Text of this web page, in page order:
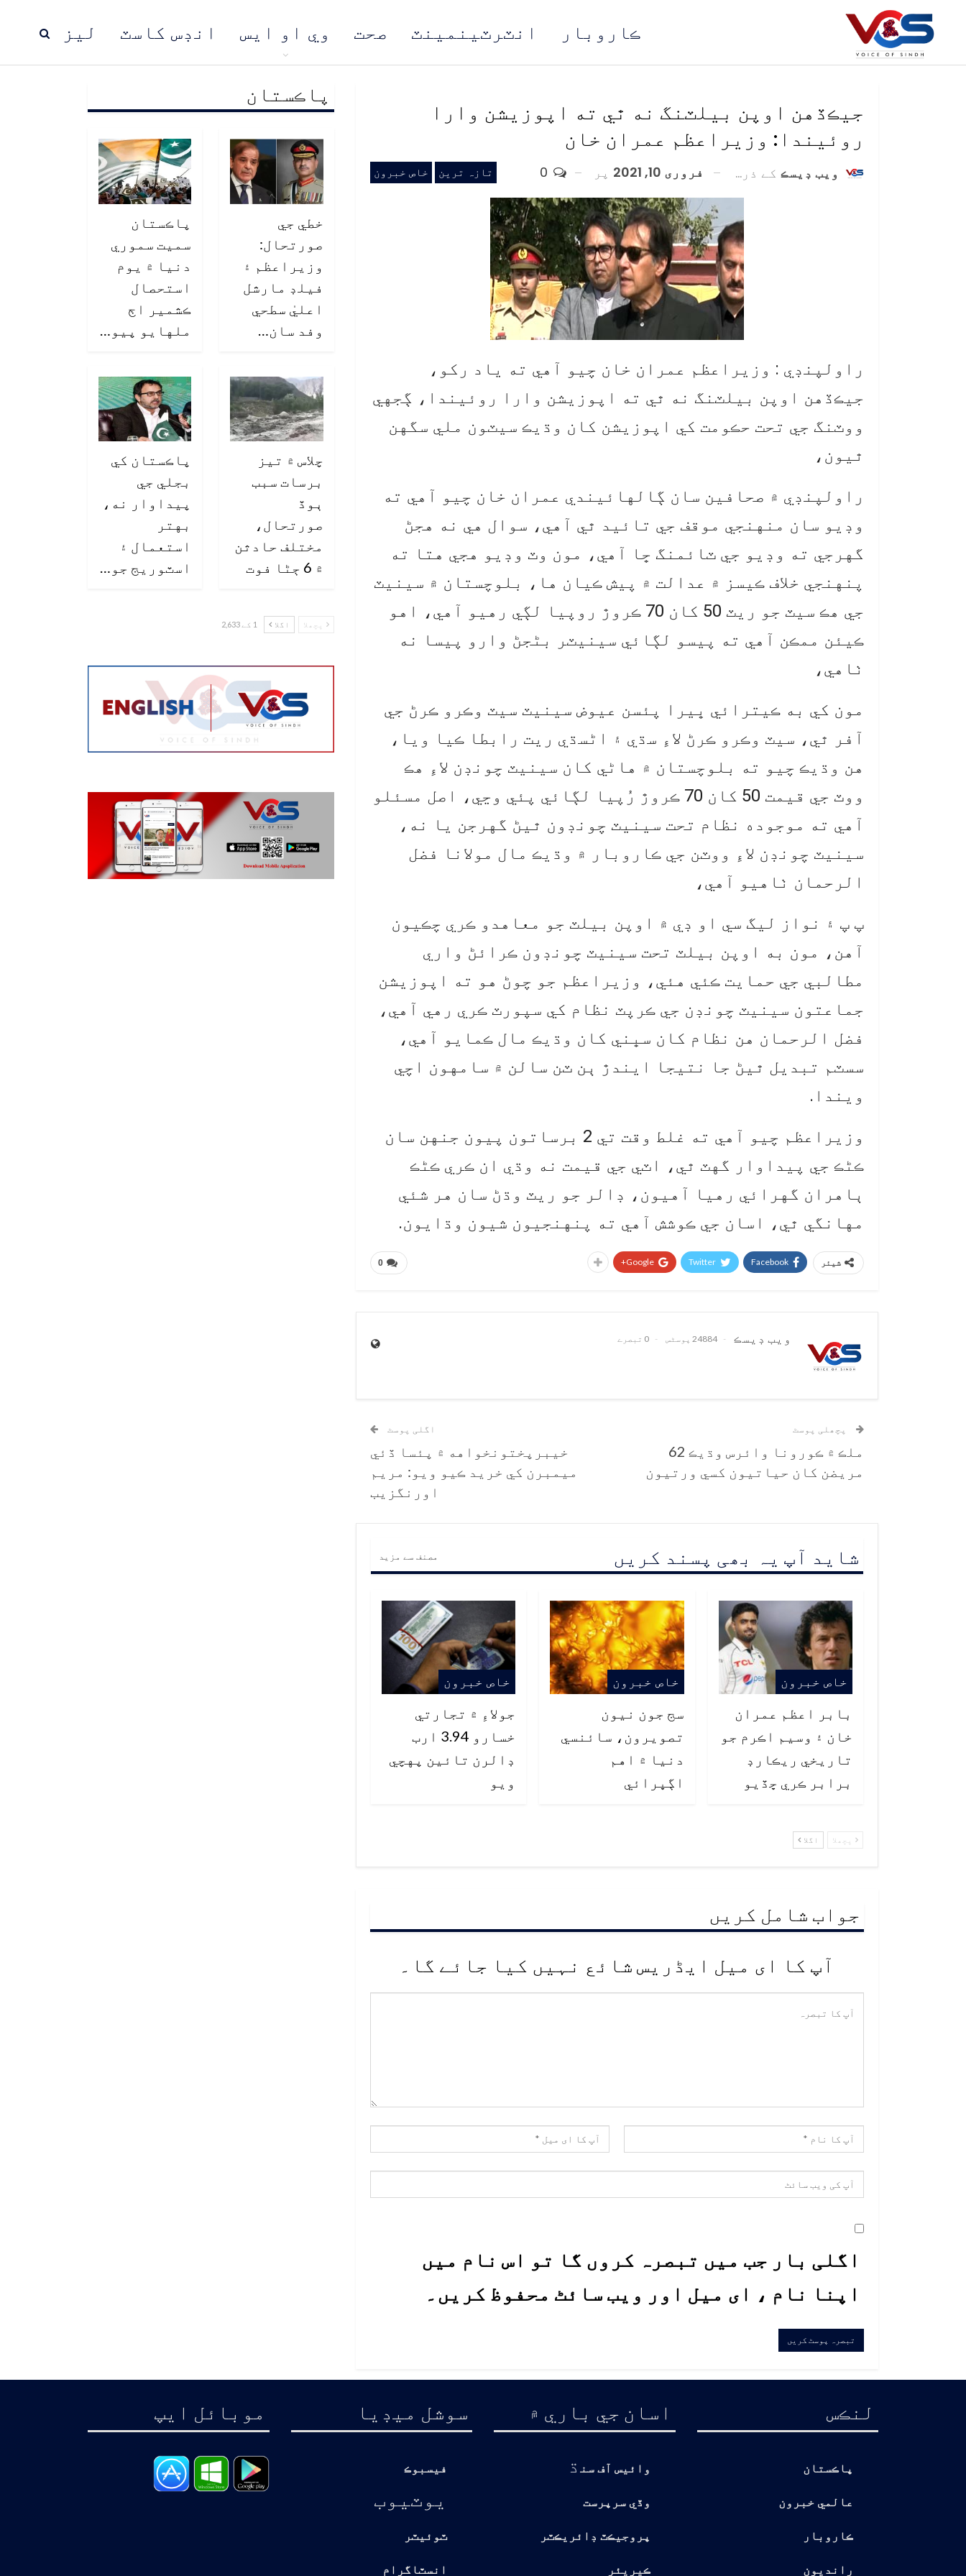
ليز انڊس کاسٽ وي او ايس صحت انٽرٽينمينٽ ڪاروبار
پاڪستان مُنڍ
جيڪڏهن اوپن بيلٽنگ نه ٿي ته اپوزيشن وارا
روئيندا: وزيراعظم عمران خان
تازہ ترین خاص خبرون ويب ڊيسڪ کے ذریعہ فروری 10, 2021 پر
راولپنڊي : وزيراعظم عمران خان چيو آهي ته ياد رکو،
جيڪڏهن اوپن بيلٽنگ نه ٿي ته اپوزيشن وارا روئيندا، ڳجهي
ووٽنگ جي تحت حڪومت کي اپوزيشن کان وڌيڪ سيٽون ملي سگهن
ٿيون،
راولپنڊي ۾ صحافين سان ڳالهائيندي عمران خان چيو آهي ته
وڊيو سان منهنجي موقف جي تائيد ٿي آهي، سوال هي نه هجڻ
گهرجي ته وڊيو جي ٽائمنگ ڇا آهي، مون وٽ وڊيو هجي هتا ته
پنهنجي خلاف ڪيسز ۾ عدالت ۾ پيش ڪيان ها، بلوچستان ۾ سينيٽ
جي هڪ سيٽ جو ريٽ 50 کان 70 ڪروڙ روپيا لڳي رهيو آهي، اهو
ڪيئن ممڪن آهي ته پيسو لڳائي سينيٽر بڻجڻ وارو پيسا نه
ٺاهي،
مون کي به ڪيترائي ڀيرا پئسن عيوض سينيٽ سيٽ وڪرو ڪرڻ جي
آفر ٿي، سيٽ وڪرو ڪرڻ لاءِ سڌي ۽ اڻسڌي ريت رابطا ڪيا ويا،
هن وڌيڪ چيو ته بلوچستان ۾ هاڻي کان سينيٽ چونڊن لاءِ هڪ
ووٽ جي قيمت 50 کان 70 ڪروڙ رُپيا لڳائي پئي وڃي، اصل مسئلو
آهي ته موجوده نظام تحت سينيٽ چونڊون ٿيڻ گهرجن يا نه،
سينيٽ چونڊن لاءِ ووٽن جي ڪاروبار ۾ وڌيڪ مال مولانا فضل
الرحمان ٺاهيو آهي،
پ پ ۽ نواز ليگ سي او ڊي ۾ اوپن بيلٽ جو معاهدو ڪري چڪيون
آهن، مون به اوپن بيلٽ تحت سينيٽ چونڊون ڪرائڻ واري
مطالبي جي حمايت ڪئي هئي، وزيراعظم جو چوڻ هو ته اپوزيشن
جماعتون سينيٽ چونڊن جي ڪرپٽ نظام کي سپورٽ ڪري رهي آهي،
فضل الرحمان هن نظام کان سڀني کان وڌيڪ مال ڪمايو آهي،
سسٽم تبديل ٿيڻ جا نتيجا ايندڙ ٻن ٽن سالن ۾ سامهون اچي
ويندا.
وزيراعظم چيو آهي ته غلط وقت تي 2 برساتون پيون جنهن سان
ڪڻڪ جي پيداوار گهٽ ٿي، اٽي جي قيمت نه وڌي ان ڪري ڪڻڪ
ٻاهران گهرائي رهيا آهيون، ڊالر جو ريٽ وڌڻ سان هر شئي
مهانگي ٿي، اسان جي ڪوشش آهي ته پنهنجيون شيون وڌايون.
0 شیئر Facebook
Twitter
Google+
ويب ڊيسڪ 24884 پوسٹس 0 تبصرے
پچھلی پوسٹ
ملڪ ۾ ڪورونا وائرس وڌيڪ 62
مريضن کان حياتيون کسي ورتيون
اگلی پوسٹ
خيبرپختونخواهه ۾ پئسا ڏئي
ميمبرن کي خريد ڪيو ويو: مريم
اورنگزيب
شاید آپ یہ بھی پسند کریں مصنف سے مزید
خاص خبرون
بابر اعظم عمران
خان ۽ وسيم اڪرم جو
تاريخي ريڪارڊ
برابر ڪري ڇڏيو
خاص خبرون
سج جون نيون
تصويرون، سائنسي
دنيا ۾ اهم
اڳڀرائي
خاص خبرون
جولاءِ ۾ تجارتي
خسارو 3.94 ارب
ڊالرن تائين پهچي
ويو
پچھلا اگلا
جواب شامل کریں
آپ کا ای میل ایڈریس شائع نہیں کیا جائے گا۔
اگلی بار جب میں تبصرہ کروں گا تو اس نام میں
اپنا نام ، ای میل اور ویب سائٹ محفوظ کریں۔
پاڪستان
خطي جي
صورتحال:
وزيراعظم ۽
فيلڊ مارشل
اعليٰ سطحي
وفد سان…
پاڪستان
سميت سموري
دنيا ۾ يوم
استحصال
ڪشمير اڄ
ملهايو پيو…
چلاس ۾ تيز
برسات سبب
ٻوڏ
صورتحال،
مختلف حادثن
۾ 6 ڄڻا فوت
پاڪستان کي
بجلي جي
پيداوار نه،
بهتر
استعمال ۽
اسٽوريج جو…
پچھلا اگلا 1 کے 2,633
لنڪس
پاڪستان
عالمي خبرون
ڪاروبار
رانديون
اسان جي باري ۾
وائيس آف سن ڌ
وڏي سرپرست
پروجيڪٽ ڊائريڪٽر
ڪيريئر
سوشل ميڊيا
فيسبوڪ
يوٽيوب
ٽوئيٽر
انسٽاگرام
موبائل ايپ